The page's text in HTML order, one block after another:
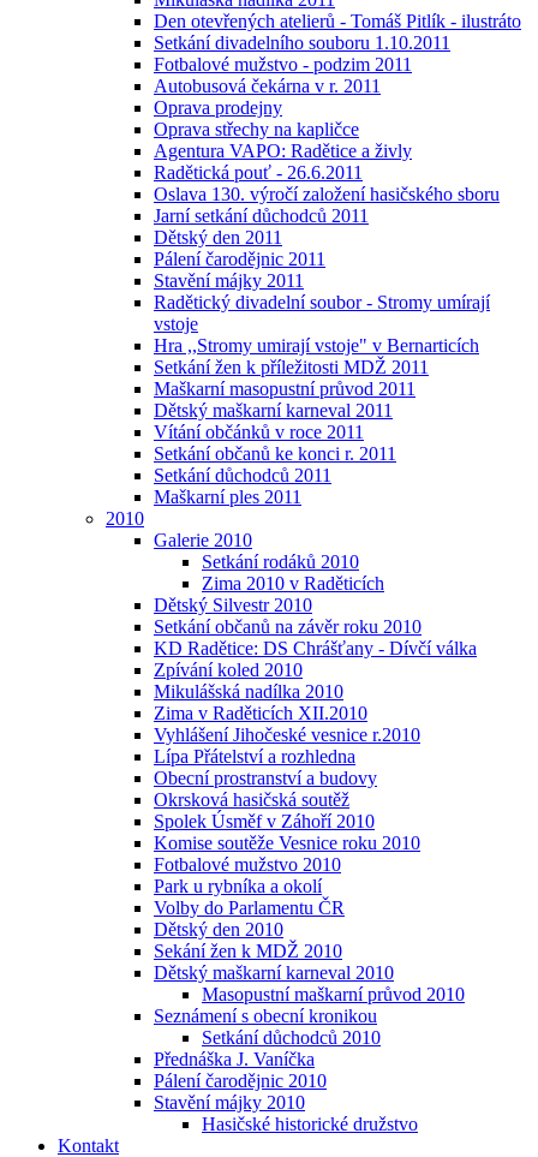
Den otevřených atelierů - Tomáš Pitlík - ilustráto
Setkání divadelního souboru 1.10.2011
Fotbalové mužstvo - podzim 2011
Autobusová čekárna v r. 2011
Oprava prodejny
Oprava střechy na kapličce
Agentura VAPO: Radětice a živly
Radětická pouť - 26.6.2011
Oslava 130. výročí založení hasičského sboru
Jarní setkání důchodců 2011
Dětský den 2011
Pálení čarodějnic 2011
Stavění májky 2011
Radětický divadelní soubor - Stromy umírají
vstoje
Hra ,,Stromy umirají vstoje" v Bernarticích
Setkání žen k příležitosti MDŽ 2011
Maškarní masopustní průvod 2011
Dětský maškarní karneval 2011
Vítání občánků v roce 2011
Setkání občanů ke konci r. 2011
Setkání důchodců 2011
Maškarní ples 2011
2010
Galerie 2010
Setkání rodáků 2010
Zima 2010 v Raděticích
Dětský Silvestr 2010
Setkání občanů na závěr roku 2010
KD Radětice: DS Chrášťany - Dívčí válka
Zpívání koled 2010
Mikulášská nadílka 2010
Zima v Raděticích XII.2010
Vyhlášení Jihočeské vesnice r.2010
Lípa Přátelství a rozhledna
Obecní prostranství a budovy
Okrsková hasičská soutěž
Spolek Úsměf v Záhoří 2010
Komise soutěže Vesnice roku 2010
Fotbalové mužstvo 2010
Park u rybníka a okolí
Volby do Parlamentu ČR
Dětský den 2010
Sekání žen k MDŽ 2010
Dětský maškarní karneval 2010
Masopustní maškarní průvod 2010
Seznámení s obecní kronikou
Setkání důchodců 2010
Přednáška J. Vaníčka
Pálení čarodějnic 2010
Stavění májky 2010
Hasičské historické družstvo
Kontakt